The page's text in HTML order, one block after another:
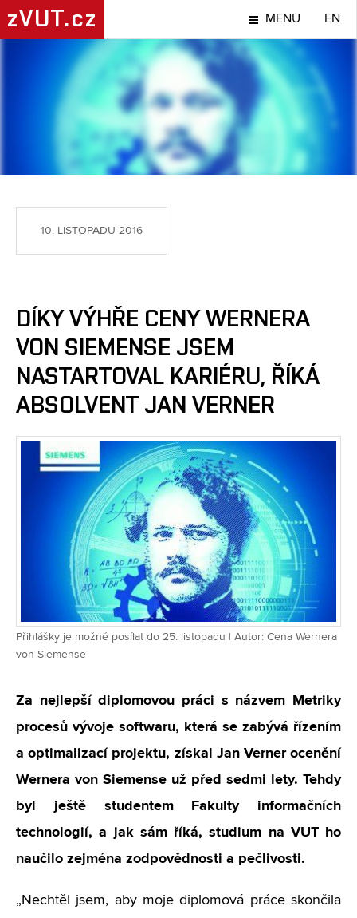
zVUT.cz MENU EN
TÉMA
10. LISTOPADU 2016
DÍKY VÝHŘE CENY WERNERA
VON SIEMENSE JSEM
NASTARTOVAL KARIÉRU, ŘÍKÁ
ABSOLVENT JAN VERNER
Přihlášky je možné posílat do 25. listopadu | Autor: Cena Wernera
von Siemense
Za nejlepší diplomovou práci s názvem Metriky
procesů vývoje softwaru, která se zabývá řízením
a optimalizací projektu, získal Jan Verner ocenění
Wernera von Siemense už před sedmi lety. Tehdy
byl ještě studentem Fakulty informačních
technologií, a jak sám říká, studium na VUT ho
naučilo zejména zodpovědnosti a pečlivosti.
„Nechtěl jsem, aby moje diplomová práce skončila